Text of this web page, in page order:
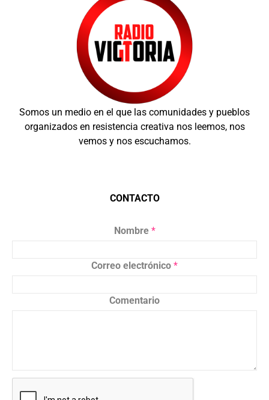
Somos un medio en el que las comunidades y pueblos
organizados en resistencia creativa nos leemos, nos
vemos y nos escuchamos.
CONTACTO
Nombre *
Correo electrónico *
Comentario